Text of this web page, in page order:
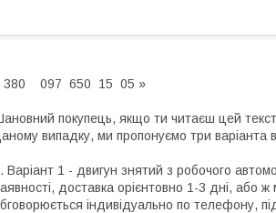
380 097 650 15 05 »
покупець, якщо ти читаєш цей
випадку, ми пропонуємо три варіанта
Варіант 1 - двигун знятий з робочого
доставка орієнтовно 1-3 дні, або
індивідуально по телефону,